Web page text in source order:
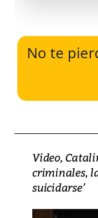
No te
Video,
criminales,
suicidarse’